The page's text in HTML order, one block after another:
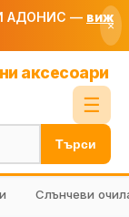
АДОНИС — виж
×
аксесоари
☰
Търси
Слънчеви